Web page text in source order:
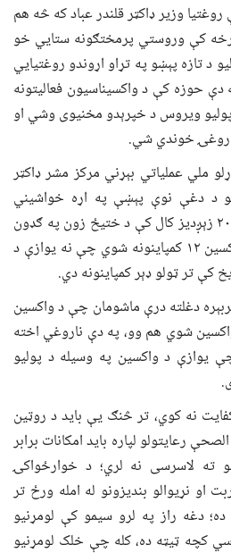
وزیر ډاکټر قلندر عباد که څه هم
کې وروستي پرمختګونه ستایي خو
تازه پېښو په تړاو اړوندو روغتیايي
حوزه کې د واکسیناسیون فعالیتونه
ویروس د خپرېدو مخنیوی وشي او
خوندي شي.
ملي عملیاتي بېړني مرکز مشر ډاکټر
د دغې نوې پېښې په اړه خواشیني
څرګندوي او وايي، په تېر ۲۰۲۲ زېږدیز کال کې د ختیځ زون په ګډون
په ټول هېواد کې د پولیو واکسین ۱۲ کمپاینونه شوي چې نه یوازې د
کې تر ټولو ډېر کمپاینونه دي.
دغلته درې ماشومان چې د واکسین
شوي هم وو، په دې ناروغي اخته
یوازې د واکسین په وسیله د پولیو
نه کوي، تر څنګ یې باید د روټین
رعایتولو لپاره باید امکانات برابر
ته لاسرسی نه لري؛ د خوارځواکۍ
نړیوالو بندیزونو له امله ورځ تر
دغه راز په لرو سیمو کې لومړنیو
کچه ټیټه ده، کله چې خلک لومړنیو